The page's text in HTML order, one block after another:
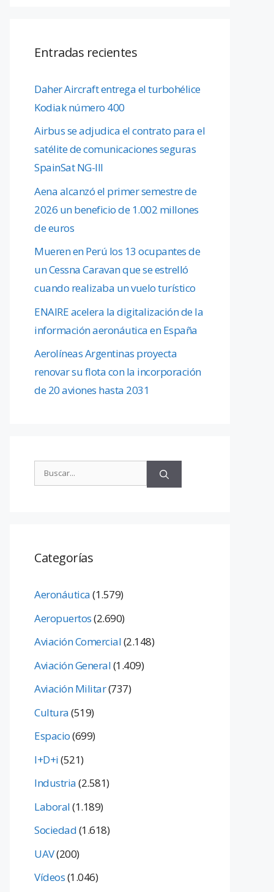
Entradas recientes
Daher Aircraft entrega el turbohélice
Kodiak número 400
Airbus se adjudica el contrato para el
satélite de comunicaciones seguras
SpainSat NG-III
Aena alcanzó el primer semestre de
2026 un beneficio de 1.002 millones
de euros
Mueren en Perú los 13 ocupantes de
un Cessna Caravan que se estrelló
cuando realizaba un vuelo turístico
ENAIRE acelera la digitalización de la
información aeronáutica en España
Aerolíneas Argentinas proyecta
renovar su flota con la incorporación
de 20 aviones hasta 2031
Categorías
Aeronáutica(1.579)
Aeropuertos(2.690)
Aviación Comercial(2.148)
Aviación General(1.409)
Aviación Militar(737)
Cultura(519)
Espacio(699)
I+D+i(521)
Industria(2.581)
Laboral(1.189)
Sociedad(1.618)
UAV(200)
Vídeos(1.046)